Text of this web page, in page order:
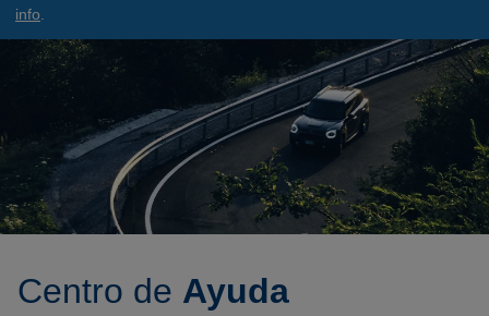
info
Centro de Ayuda